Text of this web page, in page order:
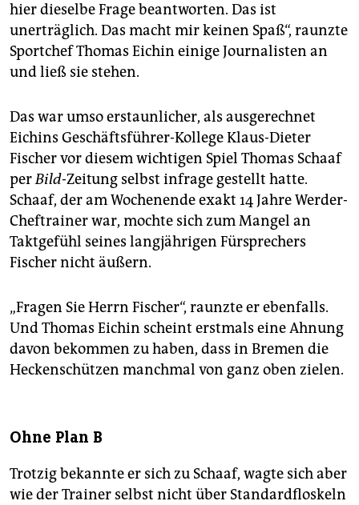
hier dieselbe Frage beantworten. Das ist
unerträglich. Das macht mir keinen Spaß“, raunzte
Sportchef Thomas Eichin einige Journalisten an
und ließ sie stehen.
Das war umso erstaunlicher, als ausgerechnet
Eichins Geschäftsführer-Kollege Klaus-Dieter
Fischer vor diesem wichtigen Spiel Thomas Schaaf
perBild-Zeitung selbst infrage gestellt hatte.
Schaaf, der am Wochenende exakt 14 Jahre Werder-
Cheftrainer war, mochte sich zum Mangel an
Taktgefühl seines langjährigen Fürsprechers
Fischer nicht äußern.
„Fragen Sie Herrn Fischer“, raunzte er ebenfalls.
Und Thomas Eichin scheint erstmals eine Ahnung
davon bekommen zu haben, dass in Bremen die
Heckenschützen manchmal von ganz oben zielen.
Ohne Plan B
Trotzig bekannte er sich zu Schaaf, wagte sich aber
wie der Trainer selbst nicht über Standardfloskeln